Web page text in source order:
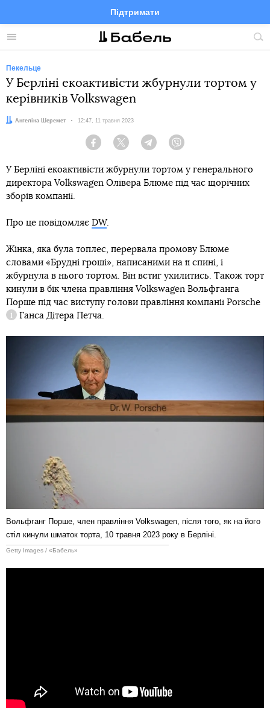
Меню
Підтримати
FacebookTelegramTwitter
Пекельце
У Берліні екоактивісти жбурнули тортом у
керівників Volkswagen
Автор:
Ангеліна Шеремет Дата:
12:47, 11 травня 2023
Facebook Twitter Telegram
У Берліні екоактивісти жбурнули тортом у генерального
директора Volkswagen Олівера Блюме під час щорічних
зборів компанії.
Про це повідомляє DW.
Жінка, яка була топлес, перервала промову Блюме
словами «Брудні гроші», написаними на її спині, і
жбурнула в нього тортом. Він встиг ухилитись. Також торт
кинули в бік члена правління Volkswagen Вольфганга
Порше під час виступу голови правління компанії Porsche
Довідка
Ганса Дітера Петча.
Вольфганг Порше, член правління Volkswagen, після того, як на його
стіл кинули шматок торта, 10 травня 2023 року в Берліні.
Getty Images / «Бабель»